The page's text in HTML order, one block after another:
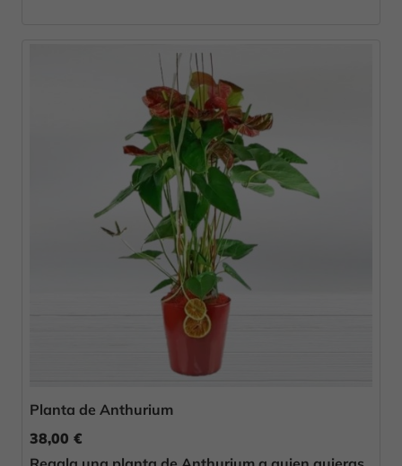
Planta de Anthurium
38,00 €